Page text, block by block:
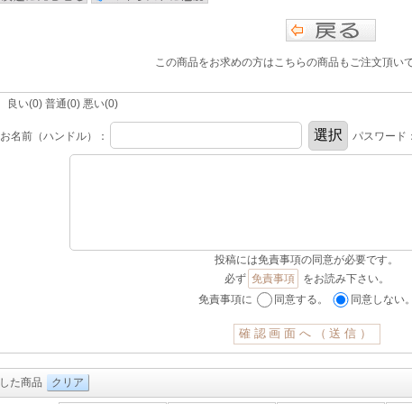
この商品をお求めの方はこちらの商品もご注文頂い
い(0) 普通(0) 悪い(0)
お名前（ハンドル）： パスワード：
投稿には免責事項の同意が必要です。
必ず 免責事項
をお読み下さい。
免責事項に
同意する。 同意しない。
た商品 クリア